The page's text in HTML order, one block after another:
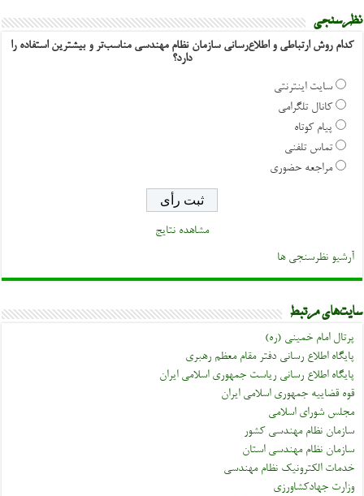
نظرسنجی
کدام روش ارتباطی و اطلاع‌رسانی سازمان نظام مهندسی مناسب‌تر و بیشترین استفاده را
دارد؟
سایت اینترنتی
کانال تلگرامی
پیام کوتاه
تماس تلفنی
مراجعه حضوری
مشاهده نتایج
آرشیو نظرسنجی ها
سایت‌های مرتبط
پرتال امام خمینی (ره)
پایگاه اطلاع رسانی دفتر مقام معظم رهبری
پایگاه اطلاع رسانی ریاست جمهوری اسلامی ایران
قوه قضاییه جمهوری اسلامی ایران
مجلس شورای اسلامی
سازمان نظام مهندسی کشور
سازمان نظام مهندسی استان
خدمات الکترونیک نظام مهندسی
وزارت جهادکشاورزی